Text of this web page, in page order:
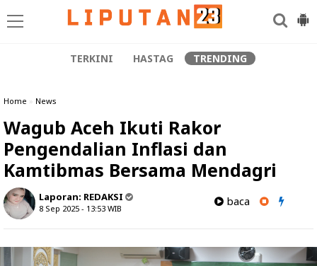
TERKINI HASTAG TRENDING
Home » News
Wagub Aceh Ikuti Rakor
Pengendalian Inflasi dan
Kamtibmas Bersama Mendagri
Laporan: REDAKSI
8 Sep 2025 - 13:53 WIB
baca